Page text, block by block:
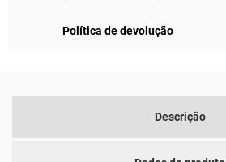
Política de devolução
Descrição